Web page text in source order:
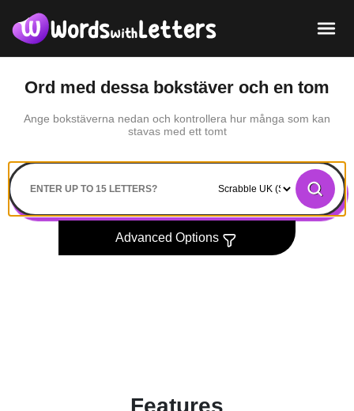
Ord med dessa bokstäver och en tom
Ange bokstäverna nedan och kontrollera hur många som kan
stavas med ett tomt
Search
Advanced Options
Features